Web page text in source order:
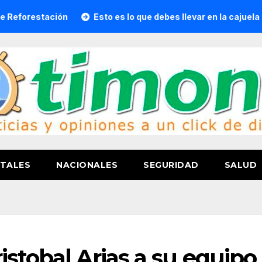
Esto es lo que debes llevar en la cajuela para viajar
NACIONALES SEGURIDAD SALUD